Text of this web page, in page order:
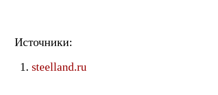
Источники:
steelland.ru